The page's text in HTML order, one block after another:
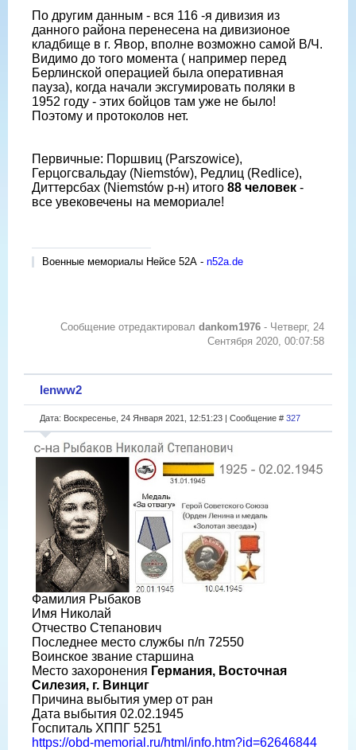
Дата выбытия 09.02.1945
Первичное место захоронения Германия, с. Редлиц,
могила № 22
По другим данным - вся 116 -я дивизия из
данного района перенесена на дивизионое
кладбище в г. Явор, вполне возможно самой В/Ч.
Видимо до того момента ( например перед
Берлинской операцией была оперативная
пауза), когда начали эксгумировать поляки в
1952 году - этих бойцов там уже не было!
Поэтому и протоколов нет.
Первичные: Поршвиц (Parszowice),
Герцогсвальдау (Niemstów), Редлиц (Redlice),
Диттерсбах (Niemstów р-н) итого 88 человек -
все увековечены на мемориале!
Военные мемориалы Нейсе 52А - n52a.de
Сообщение отредактировал dankom1976 - Четверг, 24
Сентября 2020, 00:07:58
lenww2
Дата: Воскресенье, 24 Января 2021, 12:51:23 | Сообщение # 327
Фамилия Рыбаков
Имя Николай
Отчество Степанович
Последнее место службы п/п 72550
Воинское звание старшина
Место захоронения Германия, Восточная
Силезия, г. Винциг
Причина выбытия умер от ран
Дата выбытия 02.02.1945
Госпиталь ХППГ 5251
https://obd-memorial.ru/html/info.htm?id=62646844